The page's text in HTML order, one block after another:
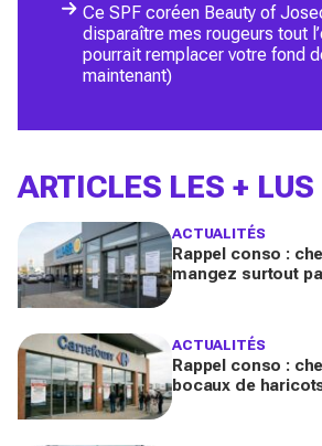
Ce SPF coréen Beauty of
disparaître mes rougeurs tout
pourrait remplacer votre fond
maintenant)
ARTICLES LES + LUS
ACTUALITÉS
Rappel conso :
mangez surtout
ACTUALITÉS
Rappel conso :
bocaux de